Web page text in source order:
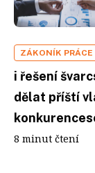
ZÁKONÍK PRÁCE
i řešení
dělat příští
8 minut čtení